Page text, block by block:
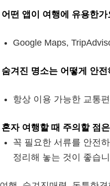
어떤 앱이 여행에 유용한가
Google Maps,
숨겨진 명소는 어떻게 안
항상 이용 가능한 교통
혼자 여행할 때 주의할 점
꼭 필요한 서류를 안전
정리해 놓는 것이 좋습